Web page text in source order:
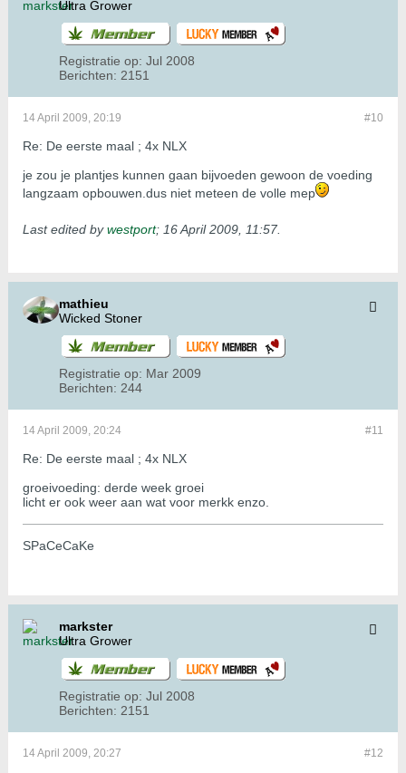
Ultra Grower
Registratie op: Jul 2008
Berichten: 2151
#10
14 April 2009, 20:19
Re: De eerste maal ; 4x NLX
je zou je plantjes kunnen gaan bijvoeden gewoon de voeding
langzaam opbouwen.dus niet meteen de volle mep
Last edited bywestport; 16 April 2009, 11:57.
mathieu
Wicked Stoner
Registratie op: Mar 2009
Berichten: 244
#11
14 April 2009, 20:24
Re: De eerste maal ; 4x NLX
groeivoeding: derde week groei
licht er ook weer aan wat voor merkk enzo.
SPaCeCaKe
markster
Ultra Grower
Registratie op: Jul 2008
Berichten: 2151
#12
14 April 2009, 20:27